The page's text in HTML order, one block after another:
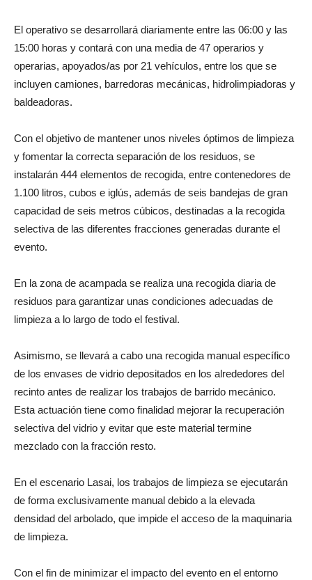
El operativo se desarrollará diariamente entre las 06:00 y las
15:00 horas y contará con una media de 47 operarios y
operarias, apoyados/as por 21 vehículos, entre los que se
incluyen camiones, barredoras mecánicas, hidrolimpiadoras y
baldeadoras.
Con el objetivo de mantener unos niveles óptimos de limpieza
y fomentar la correcta separación de los residuos, se
instalarán 444 elementos de recogida, entre contenedores de
1.100 litros, cubos e iglús, además de seis bandejas de gran
capacidad de seis metros cúbicos, destinadas a la recogida
selectiva de las diferentes fracciones generadas durante el
evento.
En la zona de acampada se realiza una recogida diaria de
residuos para garantizar unas condiciones adecuadas de
limpieza a lo largo de todo el festival.
Asimismo, se llevará a cabo una recogida manual específico
de los envases de vidrio depositados en los alrededores del
recinto antes de realizar los trabajos de barrido mecánico.
Esta actuación tiene como finalidad mejorar la recuperación
selectiva del vidrio y evitar que este material termine
mezclado con la fracción resto.
En el escenario Lasai, los trabajos de limpieza se ejecutarán
de forma exclusivamente manual debido a la elevada
densidad del arbolado, que impide el acceso de la maquinaria
de limpieza.
Con el fin de minimizar el impacto del evento en el entorno